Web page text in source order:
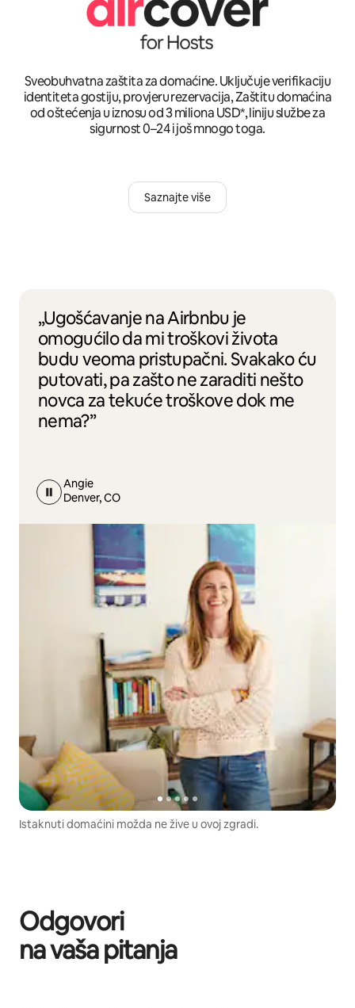
Sveobuhvatna zaštita za domaćine. Uključuje verifikaciju
identiteta gostiju, provjeru rezervacija, Zaštitu domaćina
od oštećenja u iznosu od 3 miliona USD*, liniju službe za
sigurnost 0–24 i još mnogo toga.
Saznajte više
„Ugošćavanje na Airbnbu je
omogućilo da mi troškovi života
budu veoma pristupačni. Svakako ću
putovati, pa zašto ne zaraditi nešto
novca za tekuće troškove dok me
nema?”
Angie
Denver, CO
Istaknuti domaćini možda ne žive u ovoj zgradi.
Odgovori
na vaša pitanja